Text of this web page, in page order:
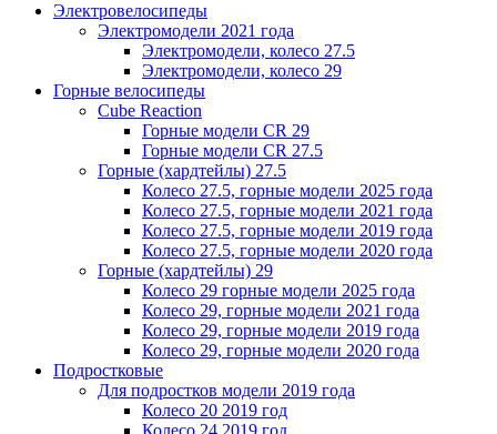
Электровелосипеды
Электромодели 2021 года
Электромодели, колесо 27.5
Электромодели, колесо 29
Горные велосипеды
Cube Reaction
Горные модели CR 29
Горные модели CR 27.5
Горные (хардтейлы) 27.5
Колесо 27.5, горные модели 2025 года
Колесо 27.5, горные модели 2021 года
Колесо 27.5, горные модели 2019 года
Колесо 27.5, горные модели 2020 года
Горные (хардтейлы) 29
Колесо 29 горные модели 2025 года
Колесо 29, горные модели 2021 года
Колесо 29, горные модели 2019 года
Колесо 29, горные модели 2020 года
Подростковые
Для подростков модели 2019 года
Колесо 20 2019 год
Колесо 24 2019 год